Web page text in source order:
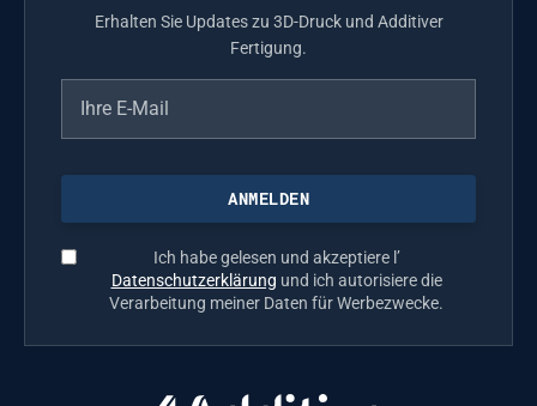
Erhalten Sie Updates zu 3D-Druck und Additiver
Fertigung.
Ich habe gelesen und akzeptiere l’
Datenschutzerklärung und ich autorisiere die
Verarbeitung meiner Daten für Werbezwecke.